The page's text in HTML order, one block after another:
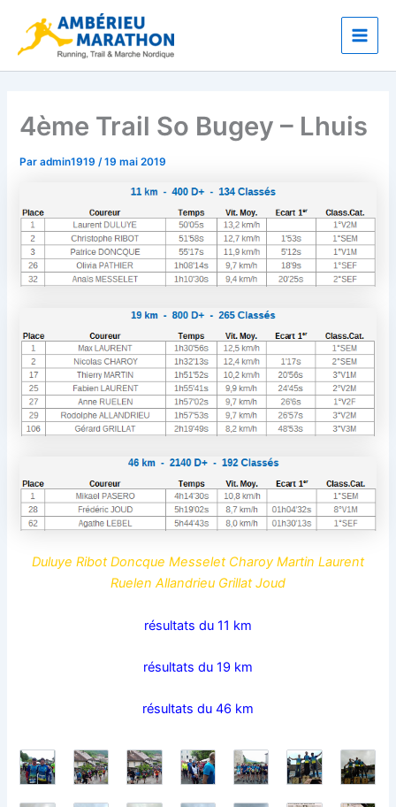
contenu
Main
4ème Trail So Bugey – Lhuis
Paradmin1919/19 mai 2019
Duluye Ribot Doncque Messelet Charoy Martin Laurent
Ruelen Allandrieu Grillat Joud
résultats du 11 km
résultats du 19 km
résultats du 46 km